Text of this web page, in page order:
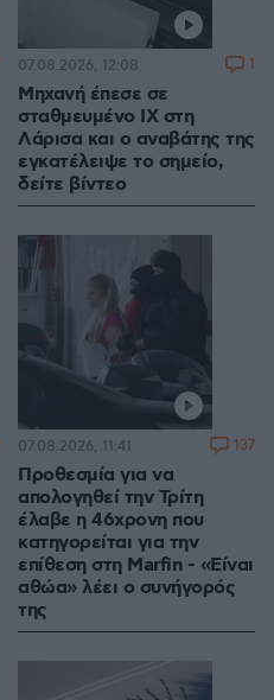
Μηχανή έπεσε σε
σταθμευμένο ΙΧ στη
Λάρισα και ο αναβάτης της
εγκατέλειψε το σημείο,
δείτε βίντεο
07.08.2026, 12:08 1
Προθεσμία για να
απολογηθεί την Τρίτη
έλαβε η 46χρονη που
κατηγορείται για την
επίθεση στη Marfin - «Είναι
αθώα» λέει ο συνήγορός
της
07.08.2026, 11:41 137